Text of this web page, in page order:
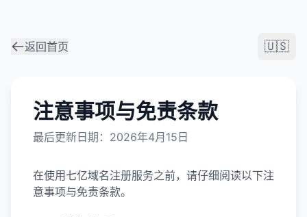
返回首页 🇺🇸
注意事项与免责条款
最后更新日期：2026年4月15日
在使用七亿域名注册服务之前，请仔细阅读以下注
意事项与免责条款。